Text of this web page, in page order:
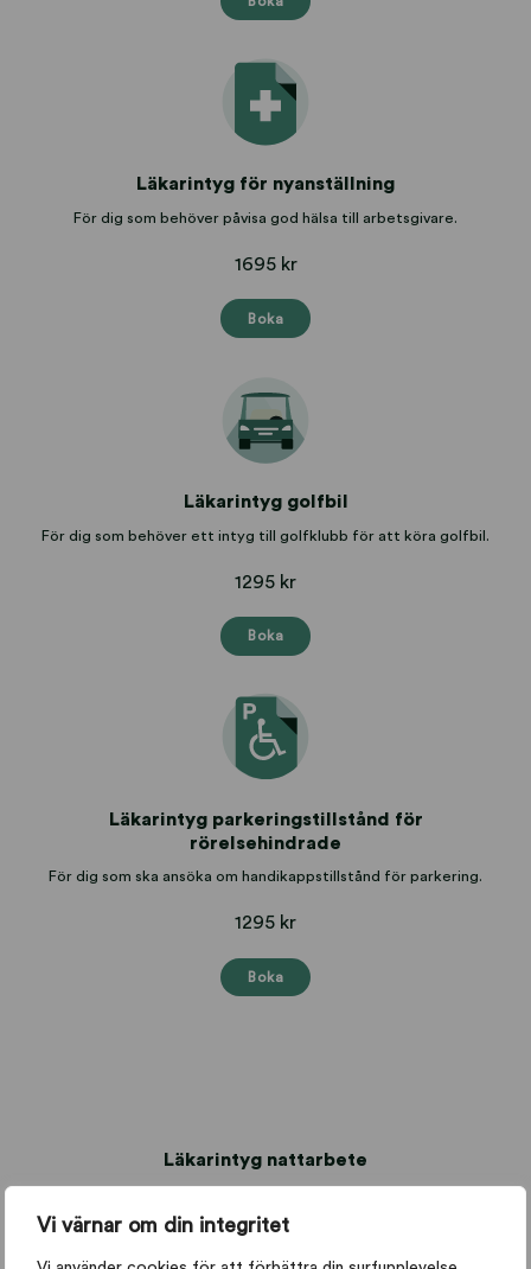
Vi värnar om din integritet
Läkarintyg för nyanställning
För dig som behöver påvisa god hälsa till arbetsgivare.
1695 kr
Boka
Läkarintyg golfbil
För dig som behöver ett intyg till golfklubb för att köra golfbil.
1295 kr
Boka
Läkarintyg parkeringstillstånd för
rörelsehindrade
För dig som ska ansöka om handikappstillstånd för parkering.
1295 kr
Boka
Läkarintyg nattarbete
Från 1 295 kr